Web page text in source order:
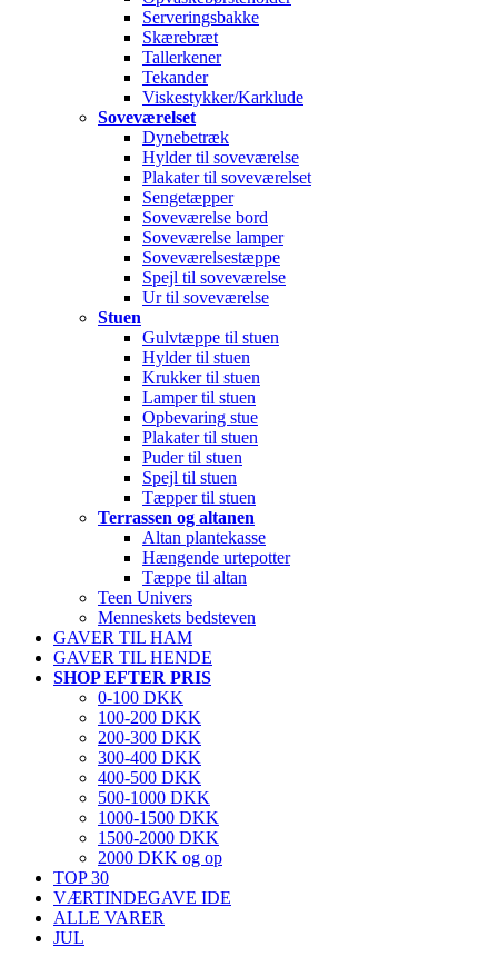
Serveringsbakke
Skærebræt
Tallerkener
Tekander
Viskestykker/Karklude
Soveværelset
Dynebetræk
Hylder til soveværelse
Plakater til soveværelset
Sengetæpper
Soveværelse bord
Soveværelse lamper
Soveværelsestæppe
Spejl til soveværelse
Ur til soveværelse
Stuen
Gulvtæppe til stuen
Hylder til stuen
Krukker til stuen
Lamper til stuen
Opbevaring stue
Plakater til stuen
Puder til stuen
Spejl til stuen
Tæpper til stuen
Terrassen og altanen
Altan plantekasse
Hængende urtepotter
Tæppe til altan
Teen Univers
Menneskets bedsteven
GAVER TIL HAM
GAVER TIL HENDE
SHOP EFTER PRIS
0-100 DKK
100-200 DKK
200-300 DKK
300-400 DKK
400-500 DKK
500-1000 DKK
1000-1500 DKK
1500-2000 DKK
2000 DKK og op
TOP 30
VÆRTINDEGAVE IDE
ALLE VARER
JUL